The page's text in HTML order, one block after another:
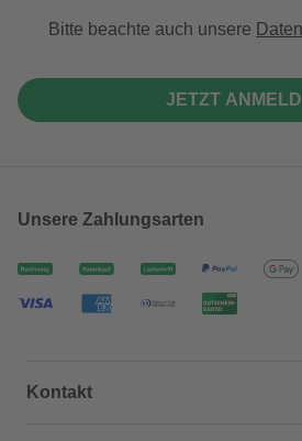
Bitte beachte auch unsere
JETZT
Unsere Zahlungsarten
Kontakt